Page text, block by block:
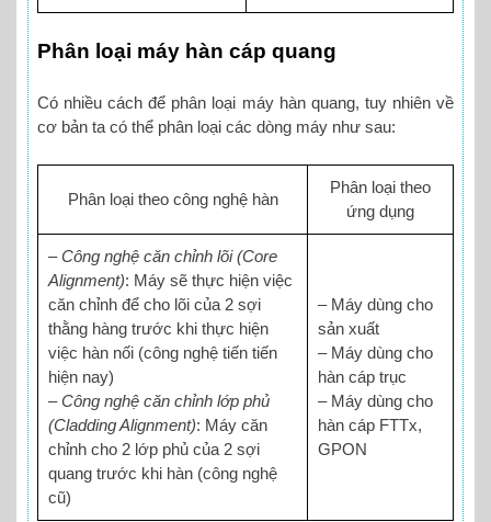
Phân loại máy hàn cáp quang
Có nhiều cách để phân loại máy hàn quang, tuy nhiên về
cơ bản ta có thể phân loại các dòng máy như sau:
Phân loại theo công nghệ hàn
Phân loại theo
ứng dụng
–Công nghệ căn chỉnh lõi (Core
Alignment): Máy sẽ thực hiện việc
căn chỉnh để cho lõi của 2 sợi
thằng hàng trước khi thực hiện
việc hàn nối (công nghệ tiến tiến
hiện nay)
–Công nghệ căn chỉnh lớp phủ
(Cladding Alignment): Máy căn
chỉnh cho 2 lớp phủ của 2 sợi
quang trước khi hàn (công nghệ
cũ)
– Máy dùng cho
sản xuất
– Máy dùng cho
hàn cáp trục
– Máy dùng cho
hàn cáp FTTx,
GPON